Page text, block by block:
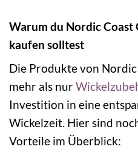
Warum du Nordic Coast
kaufen solltest
Die Produkte von
mehr als nur
Investition in eine
Wickelzeit. Hier sind
Vorteile im Überblick: